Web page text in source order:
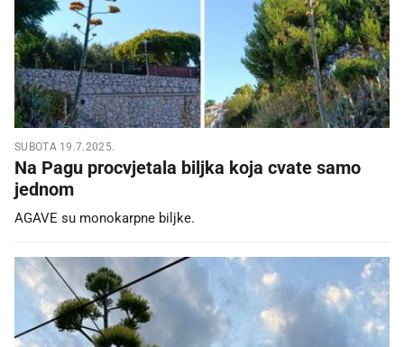
SUBOTA 19.7.2025.
Na Pagu procvjetala biljka koja cvate samo
jednom
AGAVE su monokarpne biljke.